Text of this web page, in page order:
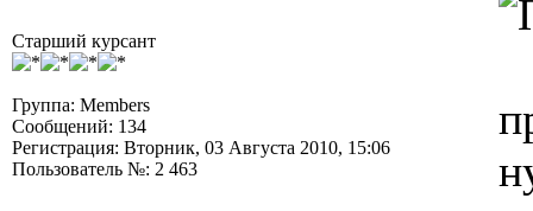
Старший курсант
Группа: Members
Сообщений: 134
Регистрация: Вторник, 03 Августа 2010, 15:06
Пользователь №: 2 463